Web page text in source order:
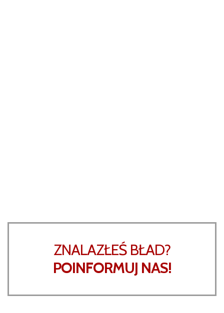
ZNALAZŁEŚ BŁAD?
POINFORMUJ NAS!